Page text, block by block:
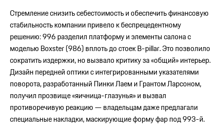
Стремление снизить себестоимость и обеспечить финансовую
стабильность компании привело к беспрецедентному
решению: 996 разделил платформу и элементы салона с
моделью Boxster (986) вплоть до стоек B-pillar. Это позволило
сократить издержки, но вызвало критику за «общий» интерьер.
Дизайн передней оптики с интегрированными указателями
поворота, разработанный Пинки Лаем и Грантом Ларсоном,
получил прозвище «яичница-глазунья» и вызвал
противоречивую реакцию — владельцам даже предлагали
специальные накладки, маскирующие форму фар под 993-й.